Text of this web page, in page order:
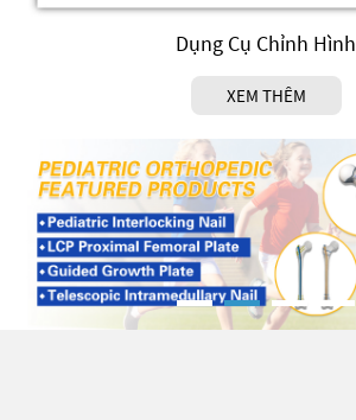
Dụng Cụ Chỉnh Hình
XEM THÊM